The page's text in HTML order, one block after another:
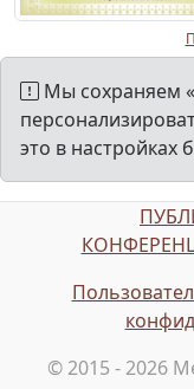
Мы сохраняем
это в настройках
© 2015 - 2026